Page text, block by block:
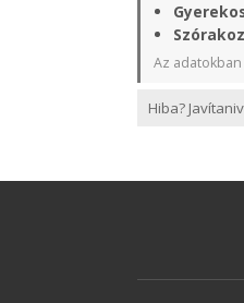
Az
Hiba?